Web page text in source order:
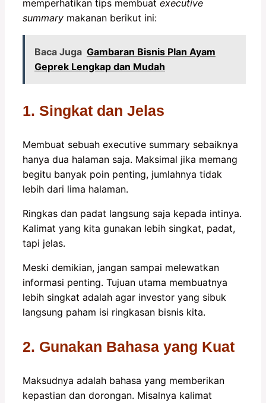
memperhatikan tips membuat executive
summary makanan berikut ini:
Baca Juga Gambaran Bisnis Plan Ayam
Geprek Lengkap dan Mudah
1. Singkat dan Jelas
Membuat sebuah executive summary sebaiknya
hanya dua halaman saja. Maksimal jika memang
begitu banyak poin penting, jumlahnya tidak
lebih dari lima halaman.
Ringkas dan padat langsung saja kepada intinya.
Kalimat yang kita gunakan lebih singkat, padat,
tapi jelas.
Meski demikian, jangan sampai melewatkan
informasi penting. Tujuan utama membuatnya
lebih singkat adalah agar investor yang sibuk
langsung paham isi ringkasan bisnis kita.
2. Gunakan Bahasa yang Kuat
Maksudnya adalah bahasa yang memberikan
kepastian dan dorongan. Misalnya kalimat